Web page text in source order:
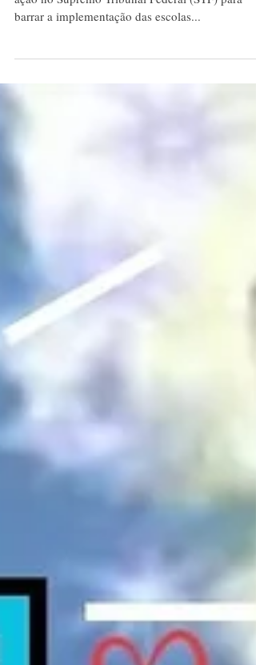
O Partido dos Trabalhadores (PT) entrou com